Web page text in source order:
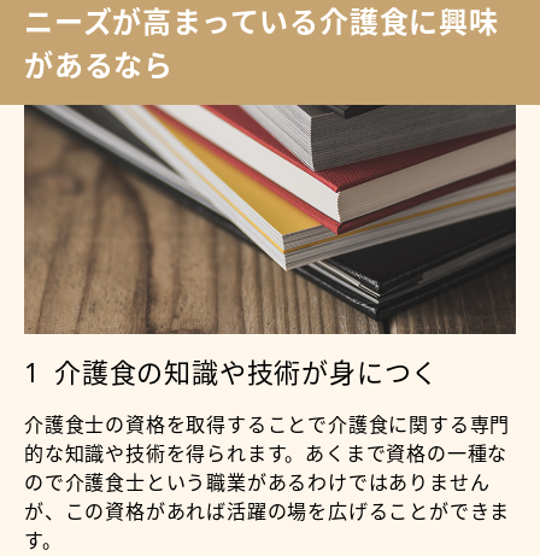
ニーズが高まっている介護食に興味
があるなら
介護食の知識や技術が身につく
介護食士の資格を取得することで介護食に関する専門
的な知識や技術を得られます。あくまで資格の一種な
ので介護食士という職業があるわけではありません
が、この資格があれば活躍の場を広げることができま
す。